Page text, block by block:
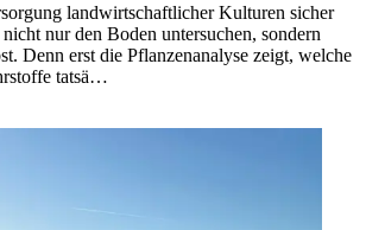
landwirtschaftlicher Kulturen sicher
nur den Boden untersuchen, sondern
Denn erst die Pflanzenanalyse zeigt, welche
tatsä…